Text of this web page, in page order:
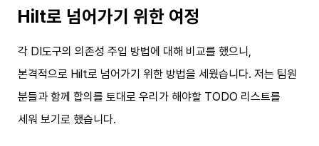
Hilt로 넘어가기 위한 여정
각 DI도구의 의존성 주입 방법에 대해 비교를 했으니,
본격적으로 Hilt로 넘어가기 위한 방법을 세웠습니다. 저는 팀원
분들과 함께 합의를 토대로 우리가 해야할 TODO 리스트를
세워 보기로 했습니다.